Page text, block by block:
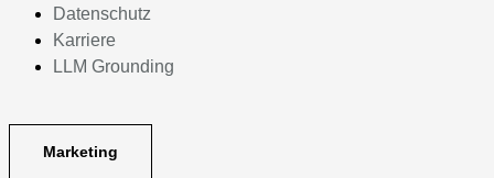
Datenschutz
Karriere
LLM Grounding
Marketing